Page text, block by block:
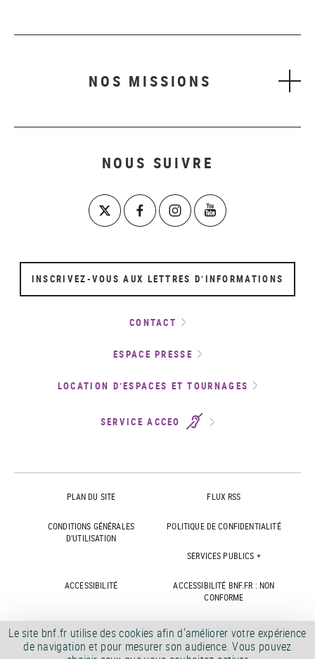
NOS MISSIONS
NOUS SUIVRE
INSCRIVEZ-VOUS AUX LETTRES D’INFORMATIONS
CONTACT
ESPACE PRESSE
LOCATION D’ESPACES ET TOURNAGES
SERVICE ACCEO
PLAN DU SITE FLUX RSS
CONDITIONS GÉNÉRALES
D'UTILISATION
POLITIQUE DE CONFIDENTIALITÉ
SERVICES PUBLICS +
ACCESSIBILITÉ
ACCESSIBILITÉ BNF.FR : NON
CONFORME
MARCHÉS PUBLICS OFFRES D'EMPLOI
DÉMATÉRIALISATION FACTURES CRÉDITS
Le site bnf.fr utilise des cookies afin d'améliorer votre expérience
de navigation et pour mesurer son audience. Vous pouvez